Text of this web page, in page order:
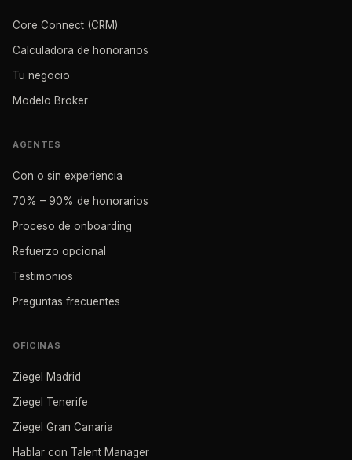
Core Connect (CRM)
Calculadora de honorarios
Tu negocio
Modelo Broker
AGENTES
Con o sin experiencia
70% – 90% de honorarios
Proceso de onboarding
Refuerzo opcional
Testimonios
Preguntas frecuentes
OFICINAS
Ziegel Madrid
Ziegel Tenerife
Ziegel Gran Canaria
Hablar con Talent Manager